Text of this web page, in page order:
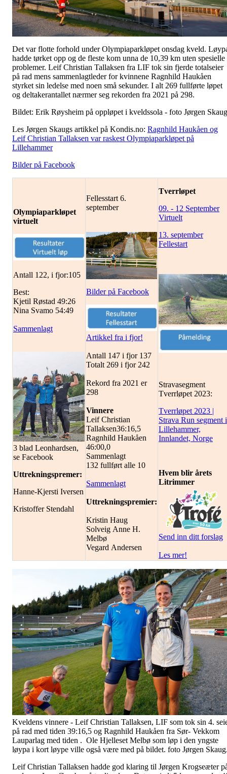
Det var flotte forhold under Olympiaparkløpet onsdag kveld.
hadde tørket opp og de fleste kom unna de 10,39 km uten spesielle
problemer. Leif Christian Tallaksen fra LIF tok sin fjerde totalseier
på rad mens sammenlagtleder for kvinnene Ragnhild Haukåen
styrket sin ledelse med noen små sekunder. I alt 269 fullførte løpet
og deltakerantallet nærmer seg rekorden fra 2021 på 298.
Bildet: Erik Røysheim på oppløpet i kveldssola - foto Jørgen
Les Jørgen Skaugs artikkel på Kondis.no: Ragnhild Haukåen og
Leif Christian Tallaksen var raskest Olympiaparkløpet på
Lillehammer
Bilder på Facebook
Olympiaparkløpet
virtuelt
Antall 122, i fjor:105
Best:
Kjetil Røstad 49:26
Nina Svamo 54:49
Sammenlagt
3 blad Leonhardsen,
se Facebook
Uttrekningspremer:
Hanne-Kjersti Iversen
Kristoffer Stendahl
Fellesstart 6.
september
Bilder på Facebook
Artikkel fra i fjor!
Antall 147 i fjor 137
Totalt 269 i fjor 242
Rekord fra 2021 er
298
Vinnere
Leif Christian
Tallaksen36:16,5
Ragnhild Haukåen
46:00,0
Sammenlagt
132 fullført alle 10
Sammenlagt
Uttrekningspremier:
Kristin Haug
Solveig Anne H.
Melbø
Vegard Andersen
Tverrløpet
09. - 12 September
Virtuelt
13. september
Fellestart
Stravasegment
Tverrløpet 2023:
Tverrløpet 2023 |
Strava Run segment i
Lillehammer,
Innlandet, Norge
Hvem blir årets
Litrimmer
Send inn ditt forslag
Les mer!
Kveldens vinnere - Leif Christian Tallaksen, LIF som tok sin 4.
på rad med tiden 39:16,5 og Ragnhild Haukåen fra Sør- Vekkom
Lauparlag med tiden . Ole Hjelleset Melbø som løp i den yngste
løypa i kort løype ville også være med på bildet. foto Jørgen
Leif Christian Tallaksen hadde god klaring til Jørgen Krogseæter